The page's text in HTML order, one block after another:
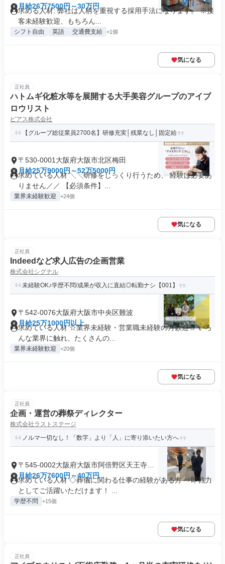
月給26万7500円～30万円
求める人材: 弊社は人柄を重視する採用手法になります。 ※接
客未経験歓迎、もちろん...
シフト自由 英語 交通費支給 +1個
気になる
正社員
ハトムギ化粧水等を展開する大手美容グループのアイブ
ロウリスト
ピアス株式会社
【グループ総従業員2700名】研修充実│残業なし│固定給
〒530-0001大阪府大阪市北区梅田
月給25万9000円～52万5000円
求めている人材 ╲╲研修をじっくり行うため、 経験は必要あ
りません／／ 【必須条件】...
業界未経験歓迎 +24個
気になる
正社員
Indeedなど求人広告の企画営業
株式会社シグナル
未経験OK♪学歴不問/成果が収入に直結◎転勤ナシ【001】
〒542-0076大阪府大阪市中央区難波
月給25万1000円以上
求めている人材 ☆業界未経験・営業職未経験の方歓迎☆ いろ
んな業界に触れ、たくさんの...
業界未経験歓迎 +20個
気になる
正社員
企画・運営の葬祭ディレクター
株式会社ラストステージ
ノルマ一切なし！「数字」より「人」に寄り添いたい方へ
〒545-0002大阪府大阪市阿倍野区天王寺町
南
月給26万7600円～40万円
求めている人材 ◇葬儀に関わる仕事の経験がある方 ⇒即戦力
としてご活躍いただけます！ ...
学歴不問 +15個
気になる
正社員